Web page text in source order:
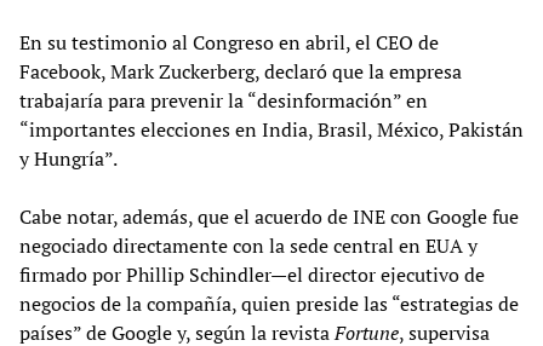
En su testimonio al Congreso en abril, el CEO de
Facebook, Mark Zuckerberg, declaró que la empresa
trabajaría para prevenir la “desinformación” en
“importantes elecciones en India, Brasil, México, Pakistán
y Hungría”.
Cabe notar, además, que el acuerdo de INE con Google fue
negociado directamente con la sede central en EUA y
firmado por Phillip Schindler—el director ejecutivo de
negocios de la compañía, quien preside las “estrategias de
países” de Google y, según la revistaFortune, supervisa